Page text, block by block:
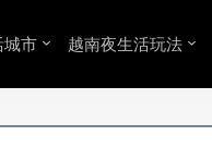
城市 越南夜生活玩法